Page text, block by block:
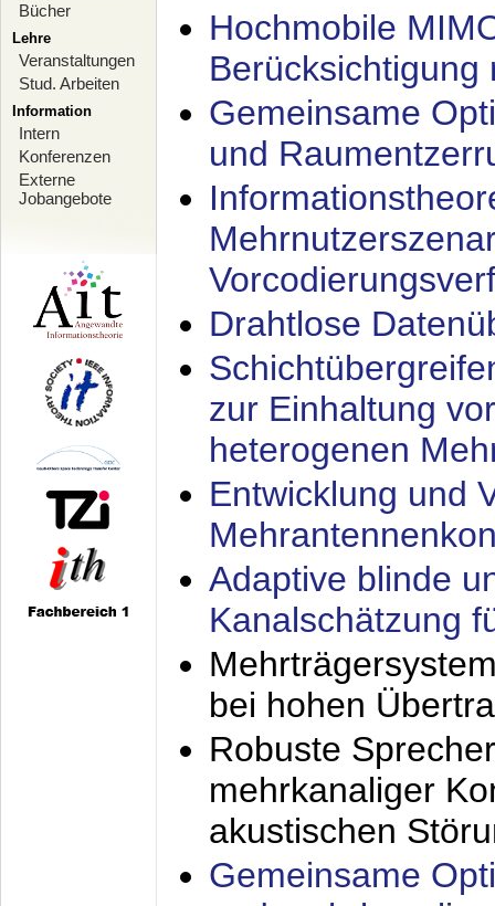
Bücher
Lehre
Veranstaltungen
Stud. Arbeiten
Information
Intern
Konferenzen
Externe
Jobangebote
Hochmobile
Berücksichtigung
Gemeinsame
und
Drahtlose
zur Einhaltung
heterogenen
Entwicklung und
Adaptive blinde
Kanalschätzung
bei hohen
Robuste
mehrkanaliger
akustischen
Gemeinsame